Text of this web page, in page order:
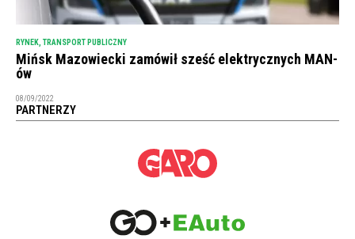
RYNEK TRANSPORT PUBLICZNY
Mińsk Mazowiecki zamówił sześć elektrycznych MAN-
ów
08/09/2022
PARTNERZY